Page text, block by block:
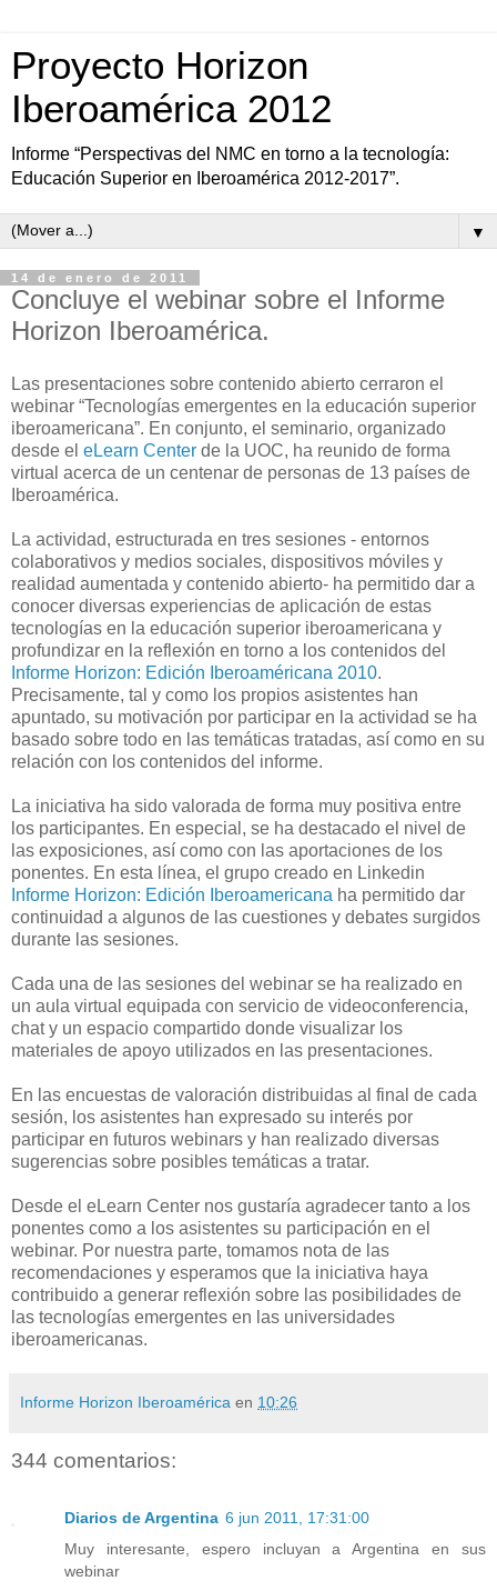
Proyecto Horizon
Iberoamérica 2012
Informe “Perspectivas del NMC en torno a la tecnología:
Educación Superior en Iberoamérica 2012-2017”.
▼
14 de enero de 2011
Concluye el webinar sobre el Informe
Horizon Iberoamérica.
Las presentaciones sobre contenido abierto cerraron el
webinar “Tecnologías emergentes en la educación superior
iberoamericana”. En conjunto, el seminario, organizado
desde el eLearn Center de la UOC, ha reunido de forma
virtual acerca de un centenar de personas de 13 países de
Iberoamérica.
La actividad, estructurada en tres sesiones - entornos
colaborativos y medios sociales, dispositivos móviles y
realidad aumentada y contenido abierto- ha permitido dar a
conocer diversas experiencias de aplicación de estas
tecnologías en la educación superior iberoamericana y
profundizar en la reflexión en torno a los contenidos del
Informe Horizon: Edición Iberoaméricana 2010.
Precisamente, tal y como los propios asistentes han
apuntado, su motivación por participar en la actividad se ha
basado sobre todo en las temáticas tratadas, así como en su
relación con los contenidos del informe.
La iniciativa ha sido valorada de forma muy positiva entre
los participantes. En especial, se ha destacado el nivel de
las exposiciones, así como con las aportaciones de los
ponentes. En esta línea, el grupo creado en Linkedin
Informe Horizon: Edición Iberoamericana ha permitido dar
continuidad a algunos de las cuestiones y debates surgidos
durante las sesiones.
Cada una de las sesiones del webinar se ha realizado en
un aula virtual equipada con servicio de videoconferencia,
chat y un espacio compartido donde visualizar los
materiales de apoyo utilizados en las presentaciones.
En las encuestas de valoración distribuidas al final de cada
sesión, los asistentes han expresado su interés por
participar en futuros webinars y han realizado diversas
sugerencias sobre posibles temáticas a tratar.
Desde el eLearn Center nos gustaría agradecer tanto a los
ponentes como a los asistentes su participación en el
webinar. Por nuestra parte, tomamos nota de las
recomendaciones y esperamos que la iniciativa haya
contribuido a generar reflexión sobre las posibilidades de
las tecnologías emergentes en las universidades
iberoamericanas.
Informe Horizon Iberoamérica en 10:26
344 comentarios:
Diarios de Argentina 6 jun 2011, 17:31:00
Muy interesante, espero incluyan a Argentina en sus
webinar